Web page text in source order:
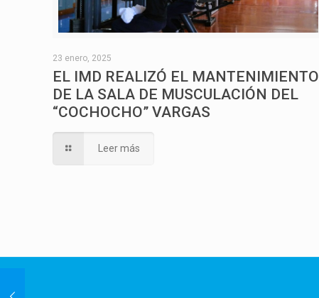
23 enero, 2025
EL IMD REALIZÓ EL MANTENIMIENTO
DE LA SALA DE MUSCULACIÓN DEL
“COCHOCHO” VARGAS
Leer más